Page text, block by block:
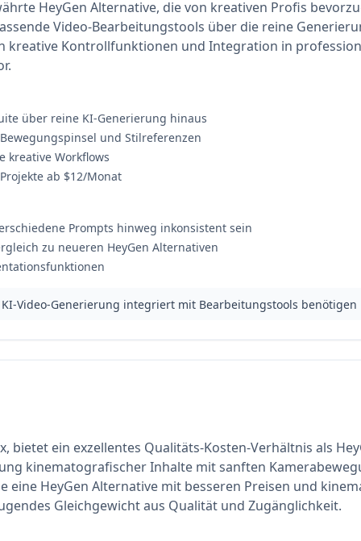
HeyGen Alternative, die von kreativen Profis
Video-Bearbeitungstools über die reine
kreative Kontrollfunktionen und Integration in
über reine KI-Generierung hinaus
und Stilreferenzen
kreative Workflows
ab $12/Monat
Prompts hinweg inkonsistent sein
zu neueren HeyGen Alternativen
Video-Generierung integriert mit Bearbeitungstools benötigen
bietet ein exzellentes Qualitäts-Kosten-Verhältnis als
kinematografischer Inhalte mit sanften
eine HeyGen Alternative mit besseren Preisen und
Gleichgewicht aus Qualität und Zugänglichkeit.